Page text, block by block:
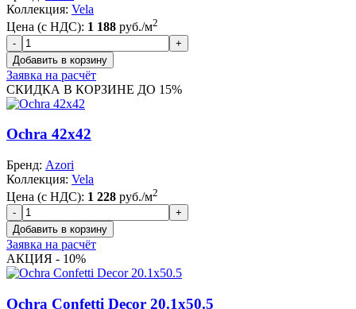
Коллекция: Vela
Цена (с НДС): 1 188 руб./м2
Заявка на расчёт
СКИДКА В КОРЗИНЕ ДО 15%
Ochra 42x42
Бренд: Azori
Коллекция: Vela
Цена (с НДС): 1 228 руб./м2
Заявка на расчёт
АКЦИЯ - 10%
Ochra Confetti Decor 20.1x50.5